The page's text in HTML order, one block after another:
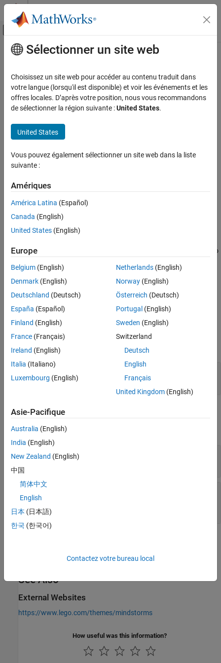
Passer au contenu
Activer/désactiver l'affichage du menu
Accueil de la documentation
Simulink Supported Hardware
LEGO MINDSTORMS EV3 Hardware
Modeling
ON THIS PAGE
Description
Ports
Version History
See Also
Contenu principal
Button
Detect status of EV3 brick button
expand all in page
Description
Package for LEGO MINDSTORMS EV3 Hardware
Button block to detect whether the LEGO
MINDSTORMS®
configure the block to detect the status of center, left, right, up,
detect the status of the back button as the EV3 brick reserves it to
During simulations without hardware, this block emits zeros. See
Block Produces Zeros or Does Nothing in Simulation.
Ports
Output
expand all
Status Status of EV3 brick button
0|1
Parameters
expand all
Button—EV3 brick button
(default) |
Sample time
reads EV3 brick button status
0.1(default) | positive integer
Introduced in R2012a
See Also
External Websites
https://www.lego.com/themes/mindstorms
How useful was this information?
Sélectionner un site web
Choisissez un site web pour accéder au contenu traduit dans
votre langue (lorsqu'il est disponible) et voir les événements et les
offres locales. D’après votre position, nous vous recommandons
de sélectionner la région suivante :United States.
United States
Vous pouvez également sélectionner un site web dans la liste
suivante :
Amériques
América Latina (Español)
Canada (English)
United States (English)
Europe
Belgium (English)
Denmark (English)
Deutschland (Deutsch)
España (Español)
Finland (English)
France (Français)
Ireland (English)
Italia (Italiano)
Luxembourg (English)
Netherlands(English)
Norway(English)
Österreich (Deutsch)
Portugal (English)
Sweden (English)
Switzerland
Deutsch
English
Français
United Kingdom(English)
Asie-Pacifique
Australia (English)
India (English)
New Zealand (English)
中国
简体中文
English
日本 (日本語)
한국 (한국어)
Contactez votre bureau local